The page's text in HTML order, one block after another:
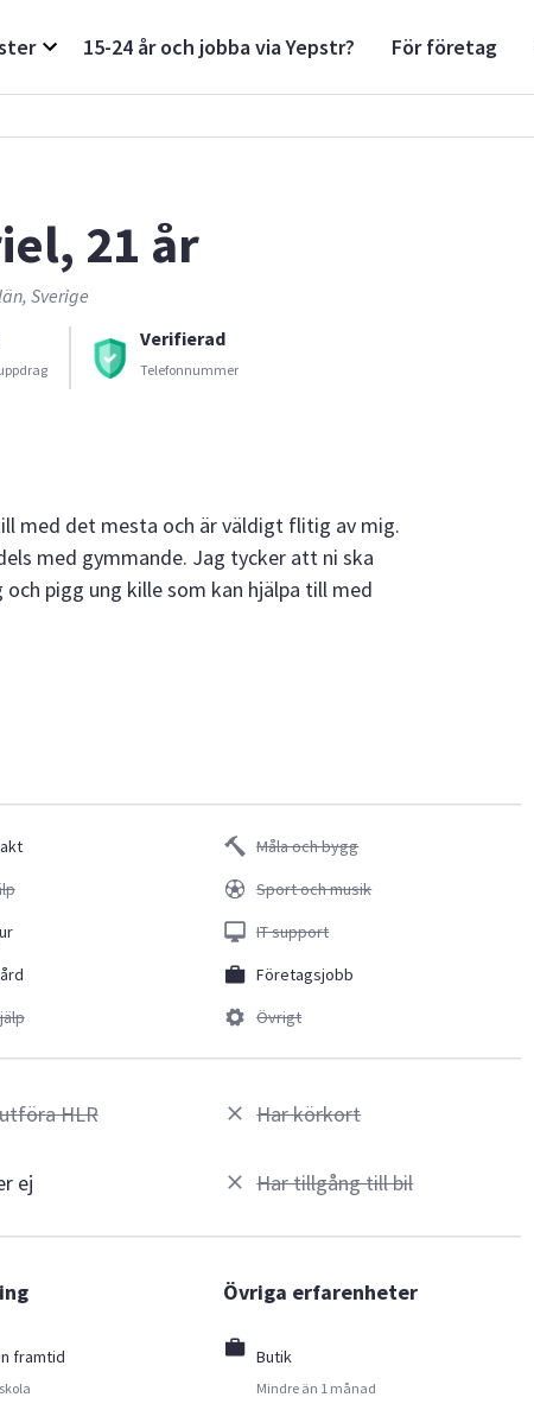
15-24 år och jobba via Yepstr? För företag
21 år
Sverige
Verifierad
Telefonnummer
med det mesta och är väldigt flitig av mig.
med gymmande. Jag tycker att ni ska
pigg ung kille som kan hjälpa till med
Måla och bygg
Sport och musik
IT support
Företagsjobb
Övrigt
HLR
ej
Har körkort
Har tillgång till bil
framtid
Övriga erfarenheter
Butik
Mindre än 1 månad